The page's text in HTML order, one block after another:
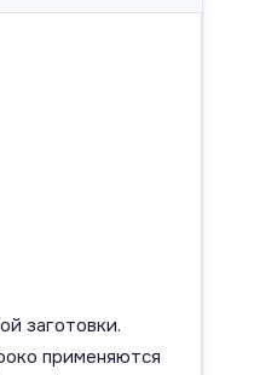
заготовки.
применяются